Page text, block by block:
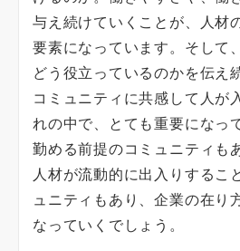
与え続けていくことが、人材
要素になっています。そして
どう役立っているのかを伝え
コミュニティに共感して人が
れの中で、とても重要になっ
勤める前提のコミュニティも
人材が流動的に出入りするこ
ュニティもあり、企業の在り
なっていくでしょう。